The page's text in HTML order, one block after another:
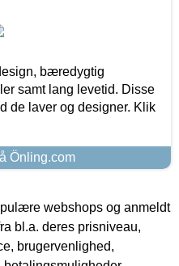
bæredygtig
samt lang levetid. Disse
de laver og designer. Klik
Önling.com
webshops og anmeldt
bl.a. deres prisniveau,
brugervenlighed,